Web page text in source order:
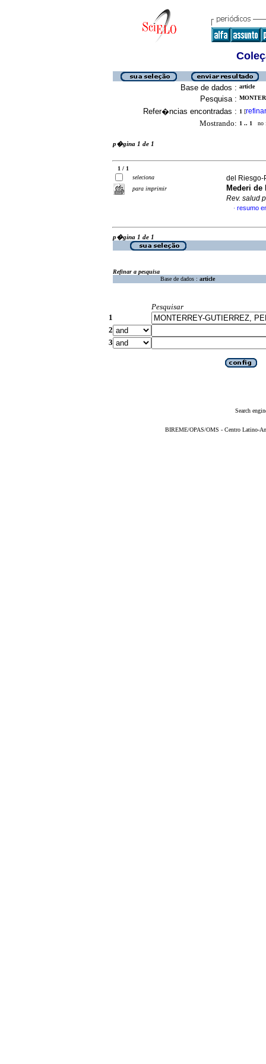
Base de dados : article
Pesquisa :
Refer�ncias encontradas : 1 [refinar
Mostrando: 1 .. 1 no
p�gina 1 de 1
1 / 1
seleciona
para imprimir
del Riesgo-
Mederi
Rev. salud
· resumo
p�gina 1 de 1
Refinar a pesquisa
Base de dados : article
Pesquisar
1
2
3
Search
BIREME/OPAS/OMS - Centro Latino-